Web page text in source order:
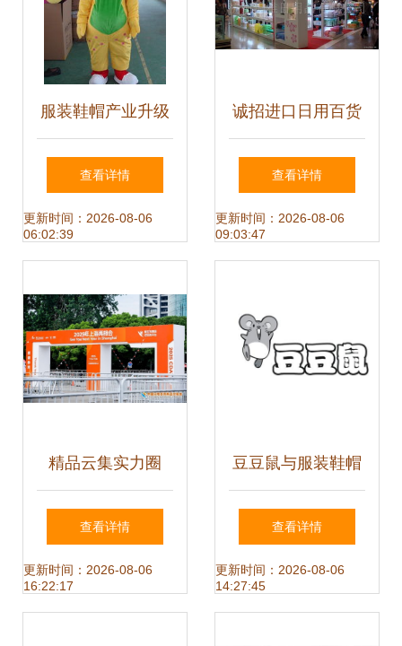
服装鞋帽产业升级
生产制造商与出口
供应商的全球新机
查看详情
更新时间：2026-08-06
06:02:39
诚招进口日用百货
全国代理，携手共
创品牌新未来
查看详情
更新时间：2026-08-06
09:03:47
精品云集实力圈
粉，热辣滚烫燃爆
全场——第117届
查看详情
更新时间：2026-08-06
16:22:17
豆豆鼠与服装鞋帽
一场商标近似风波
与竞品格局分析
查看详情
更新时间：2026-08-06
14:27:45